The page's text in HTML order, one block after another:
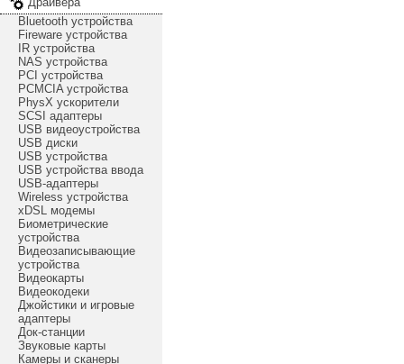
Bluetooth устройства
Fireware устройства
IR устройства
NAS устройства
PCI устройства
PCMCIA устройства
PhysX ускорители
SCSI адаптеры
USB видеоустройства
USB диски
USB устройства
USB устройства ввода
USB-адаптеры
Wireless устройства
xDSL модемы
Биометрические
устройства
Видеозаписывающие
устройства
Видеокарты
Видеокодеки
Джойстики и игровые
адаптеры
Док-станции
Звуковые карты
Камеры и сканеры